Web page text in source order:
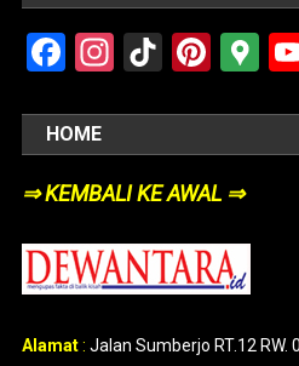
Facebook
Instagram
TikTok
HOME
⇒ KEMBALI KE AWAL ⇒
Alamat: Jalan Sumberjo RT.12 RW.